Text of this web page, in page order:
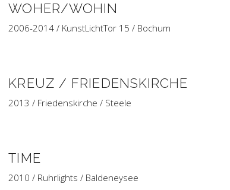
WOHER/WOHIN
2006-2014 / KunstLichtTor 15 / Bochum
KREUZ / FRIEDENSKIRCHE
2013 / Friedenskirche / Steele
TIME
2010 / Ruhrlights / Baldeneysee